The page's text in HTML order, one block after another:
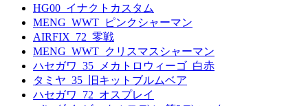
HG00_イナクトカスタム
MENG_WWT_ピンクシャーマン
AIRFIX_72_零戦
MENG_WWT_クリスマスシャーマン
ハセガワ_35_メカトロウィーゴ_白赤
タミヤ_35_旧キットブルムベア
ハセガワ_72_オスプレイ